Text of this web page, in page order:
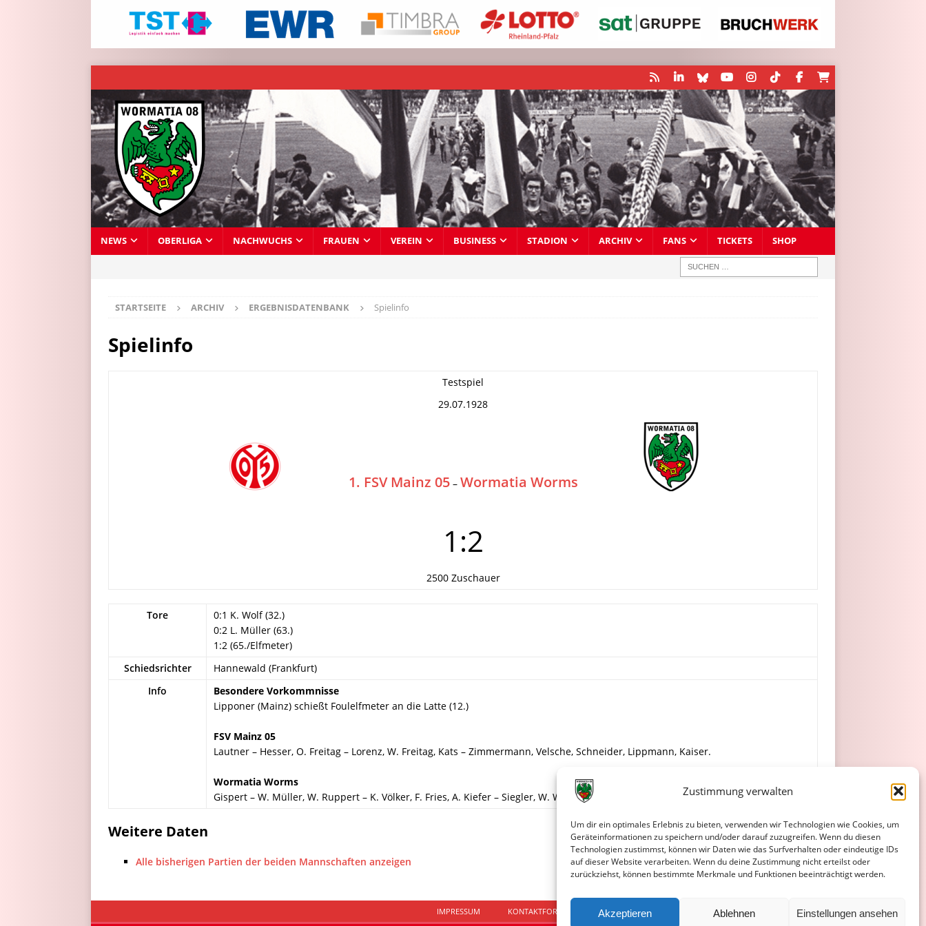
Zustimmung verwalten
Um dir ein optimales Erlebnis zu bieten, verwenden wir Technologien wie Cookies, um
Geräteinformationen zu speichern und/oder darauf zuzugreifen. Wenn du diesen
Technologien zustimmst, können wir Daten wie das Surfverhalten oder eindeutige IDs
auf dieser Website verarbeiten. Wenn du deine Zustimmung nicht erteilst oder
zurückziehst, können bestimmte Merkmale und Funktionen beeinträchtigt werden.
Akzeptieren Ablehnen Einstellungen ansehen
NEWS OBERLIGA NACHWUCHS FRAUEN VEREIN BUSINESS STADION ARCHIV FANS TICKETS SHOP
STARTSEITE ARCHIV ERGEBNISDATENBANK Spielinfo
Spielinfo
Testspiel
29.07.1928
1. FSV Mainz 05 – Wormatia Worms
1:2
2500 Zuschauer
Tore
0:1 K. Wolf (32.)
0:2 L. Müller (63.)
1:2 (65./Elfmeter)
Schiedsrichter
Hannewald (Frankfurt)
Info
Besondere Vorkommnisse
Lipponer (Mainz) schießt Foulelfmeter an die Latte (12.)
FSV Mainz 05
Lautner – Hesser, O. Freitag – Lorenz, W. Freitag, Kats – Zimmermann, Velsche, Schneider, Lippmann, Kaiser.
Wormatia Worms
Gispert – W. Müller, W. Ruppert – K. Völker, F. Fries, A. Kiefer – Siegler, W. Winkler, Philipp, L. Müller, K. Wolf.
Weitere Daten
Alle bisherigen Partien der beiden Mannschaften anzeigen
IMPRESSUM KONTAKTFORMULAR DATENSCHUTZERKLÄRUNG COOKIE-RICHTLINIE (EU)